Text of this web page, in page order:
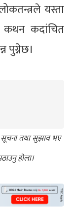
यस्ता
कथन कदांचित
पुग्नेछ।
सूचना तथा सुझाव भए
होला।